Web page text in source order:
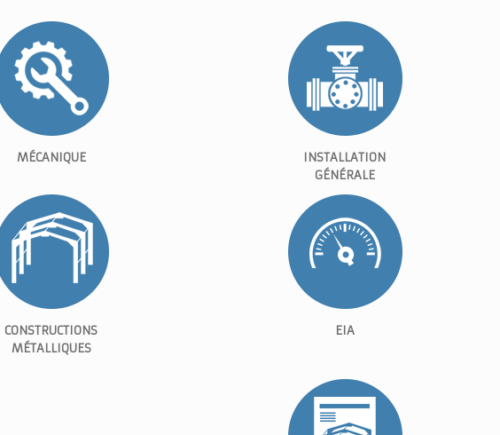
MÉCANIQUE
INSTALLATION
GÉNÉRALE
CONSTRUCTIONS
MÉTALLIQUES
EIA